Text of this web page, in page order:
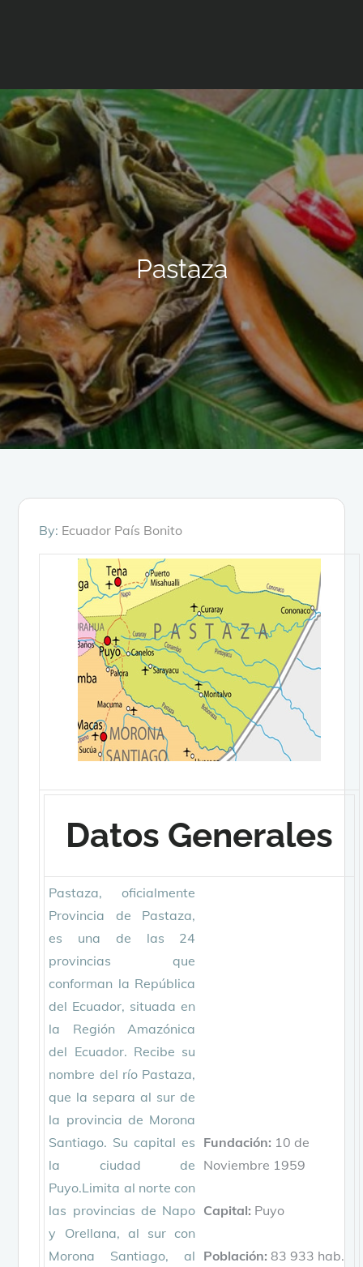
Pastaza
By: Ecuador País Bonito
Datos Generales
Pastaza, oficialmente
Provincia de Pastaza,
es una de las 24
provincias que
conforman la República
del Ecuador, situada en
la Región Amazónica
del Ecuador. Recibe su
nombre del río Pastaza,
que la separa al sur de
la provincia de Morona
Santiago. Su capital es
la ciudad de
Puyo.Limita al norte con
las provincias de Napo
y Orellana, al sur con
Morona Santiago, al
Fundación: 10 de
Noviembre 1959
Capital: Puyo
Población: 83 933 hab.